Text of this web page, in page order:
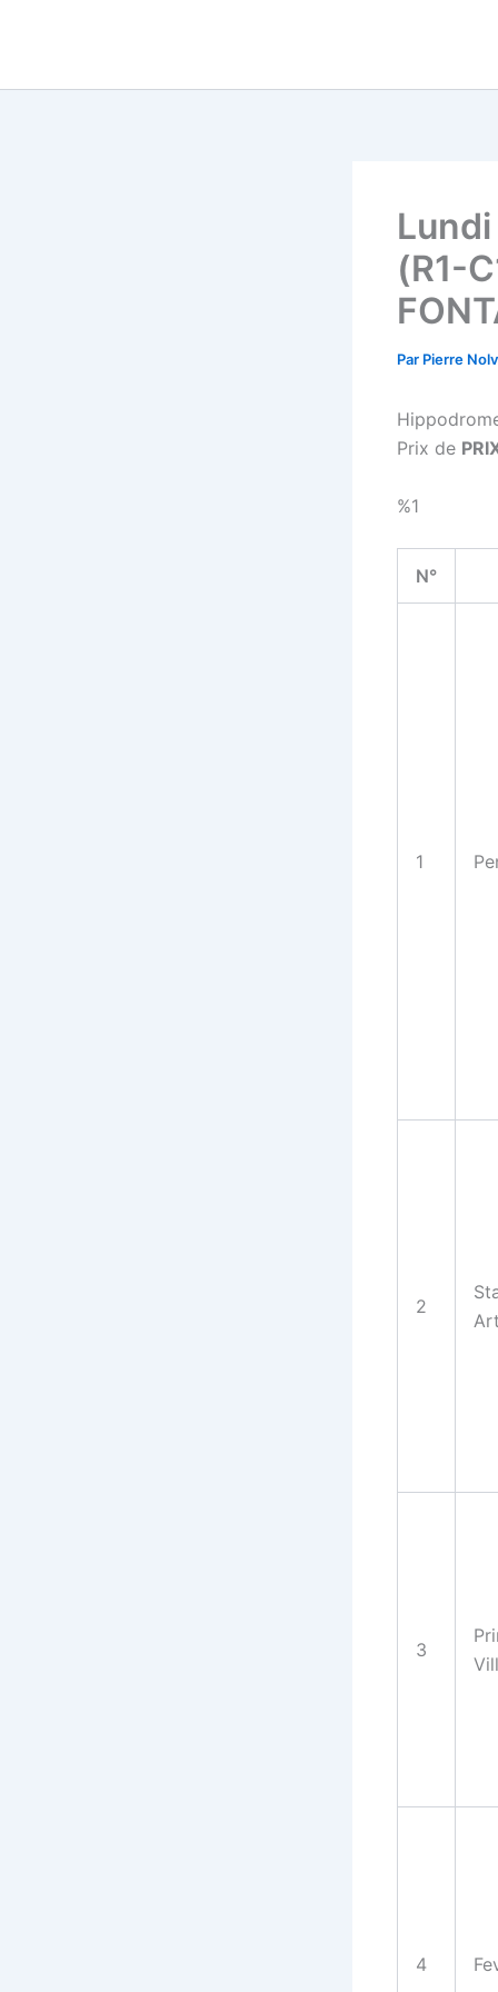
(R1-
Par Pierre
Prix de
%1
N°
1
2
3
4